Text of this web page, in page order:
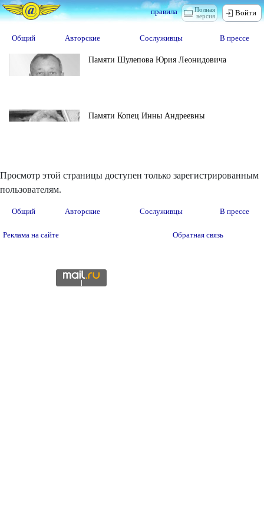
Полная
версия
правила Войти
Общий Авторские Сослуживцы В прессе
Памяти Шулепова Юрия Леонидовича
Памяти Копец Инны Андреевны
Просмотр этой страницы доступен только зарегистрированным
пользователям.
Общий Авторские Сослуживцы В прессе
Реклама на сайте Обратная связь